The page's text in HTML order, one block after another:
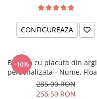
CONFIGUREAZA
-10%
Bratara cu placuta din
personalizata - Nume,
& Cristal
285,00 RON
256,50 RON